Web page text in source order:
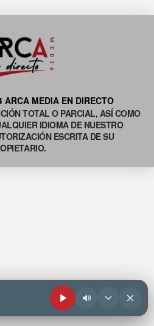
ARCA MEDIA EN DIRECTO
TOTAL O PARCIAL, ASÍ COMO
IDIOMA DE NUESTRO
ESCRITA DE SU